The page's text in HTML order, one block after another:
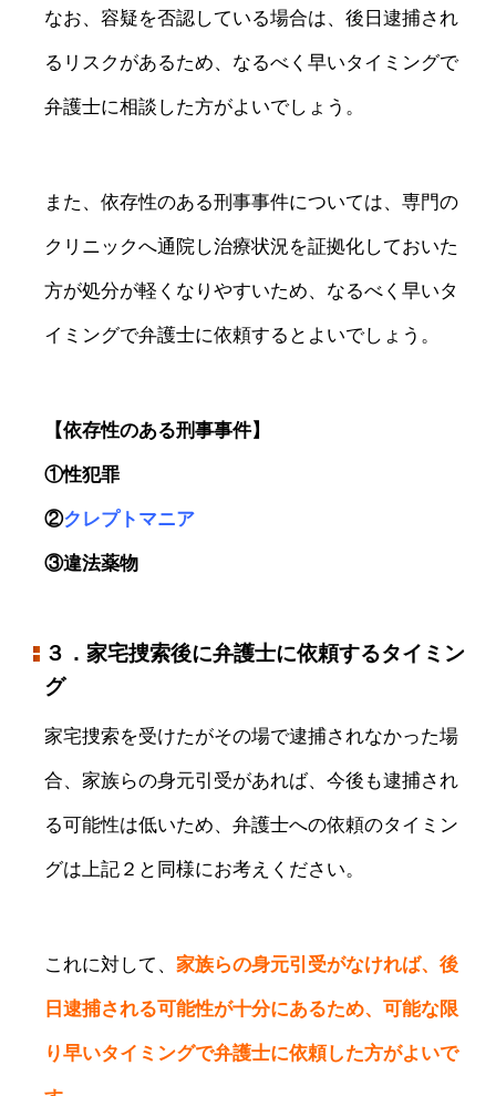
なお、容疑を否認している場合は、後日逮捕され
るリスクがあるため、なるべく早いタイミングで
弁護士に相談した方がよいでしょう。
また、依存性のある刑事事件については、専門の
クリニックへ通院し治療状況を証拠化しておいた
方が処分が軽くなりやすいため、なるべく早いタ
イミングで弁護士に依頼するとよいでしょう。
【依存性のある刑事事件】
①性犯罪
②クレプトマニア
③違法薬物
３．家宅捜索後に弁護士に依頼するタイミン
グ
家宅捜索を受けたがその場で逮捕されなかった場
合、家族らの身元引受があれば、今後も逮捕され
る可能性は低いため、弁護士への依頼のタイミン
グは上記２と同様にお考えください。
これに対して、 家族らの身元引受がなければ、後
日逮捕される可能性が十分にあるため、可能な限
り早いタイミングで弁護士に依頼した方がよいで